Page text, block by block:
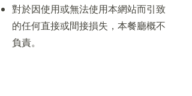
對於因使用或無法使用本網站而引致
的任何直接或間接損失，本餐廳概不
負責。